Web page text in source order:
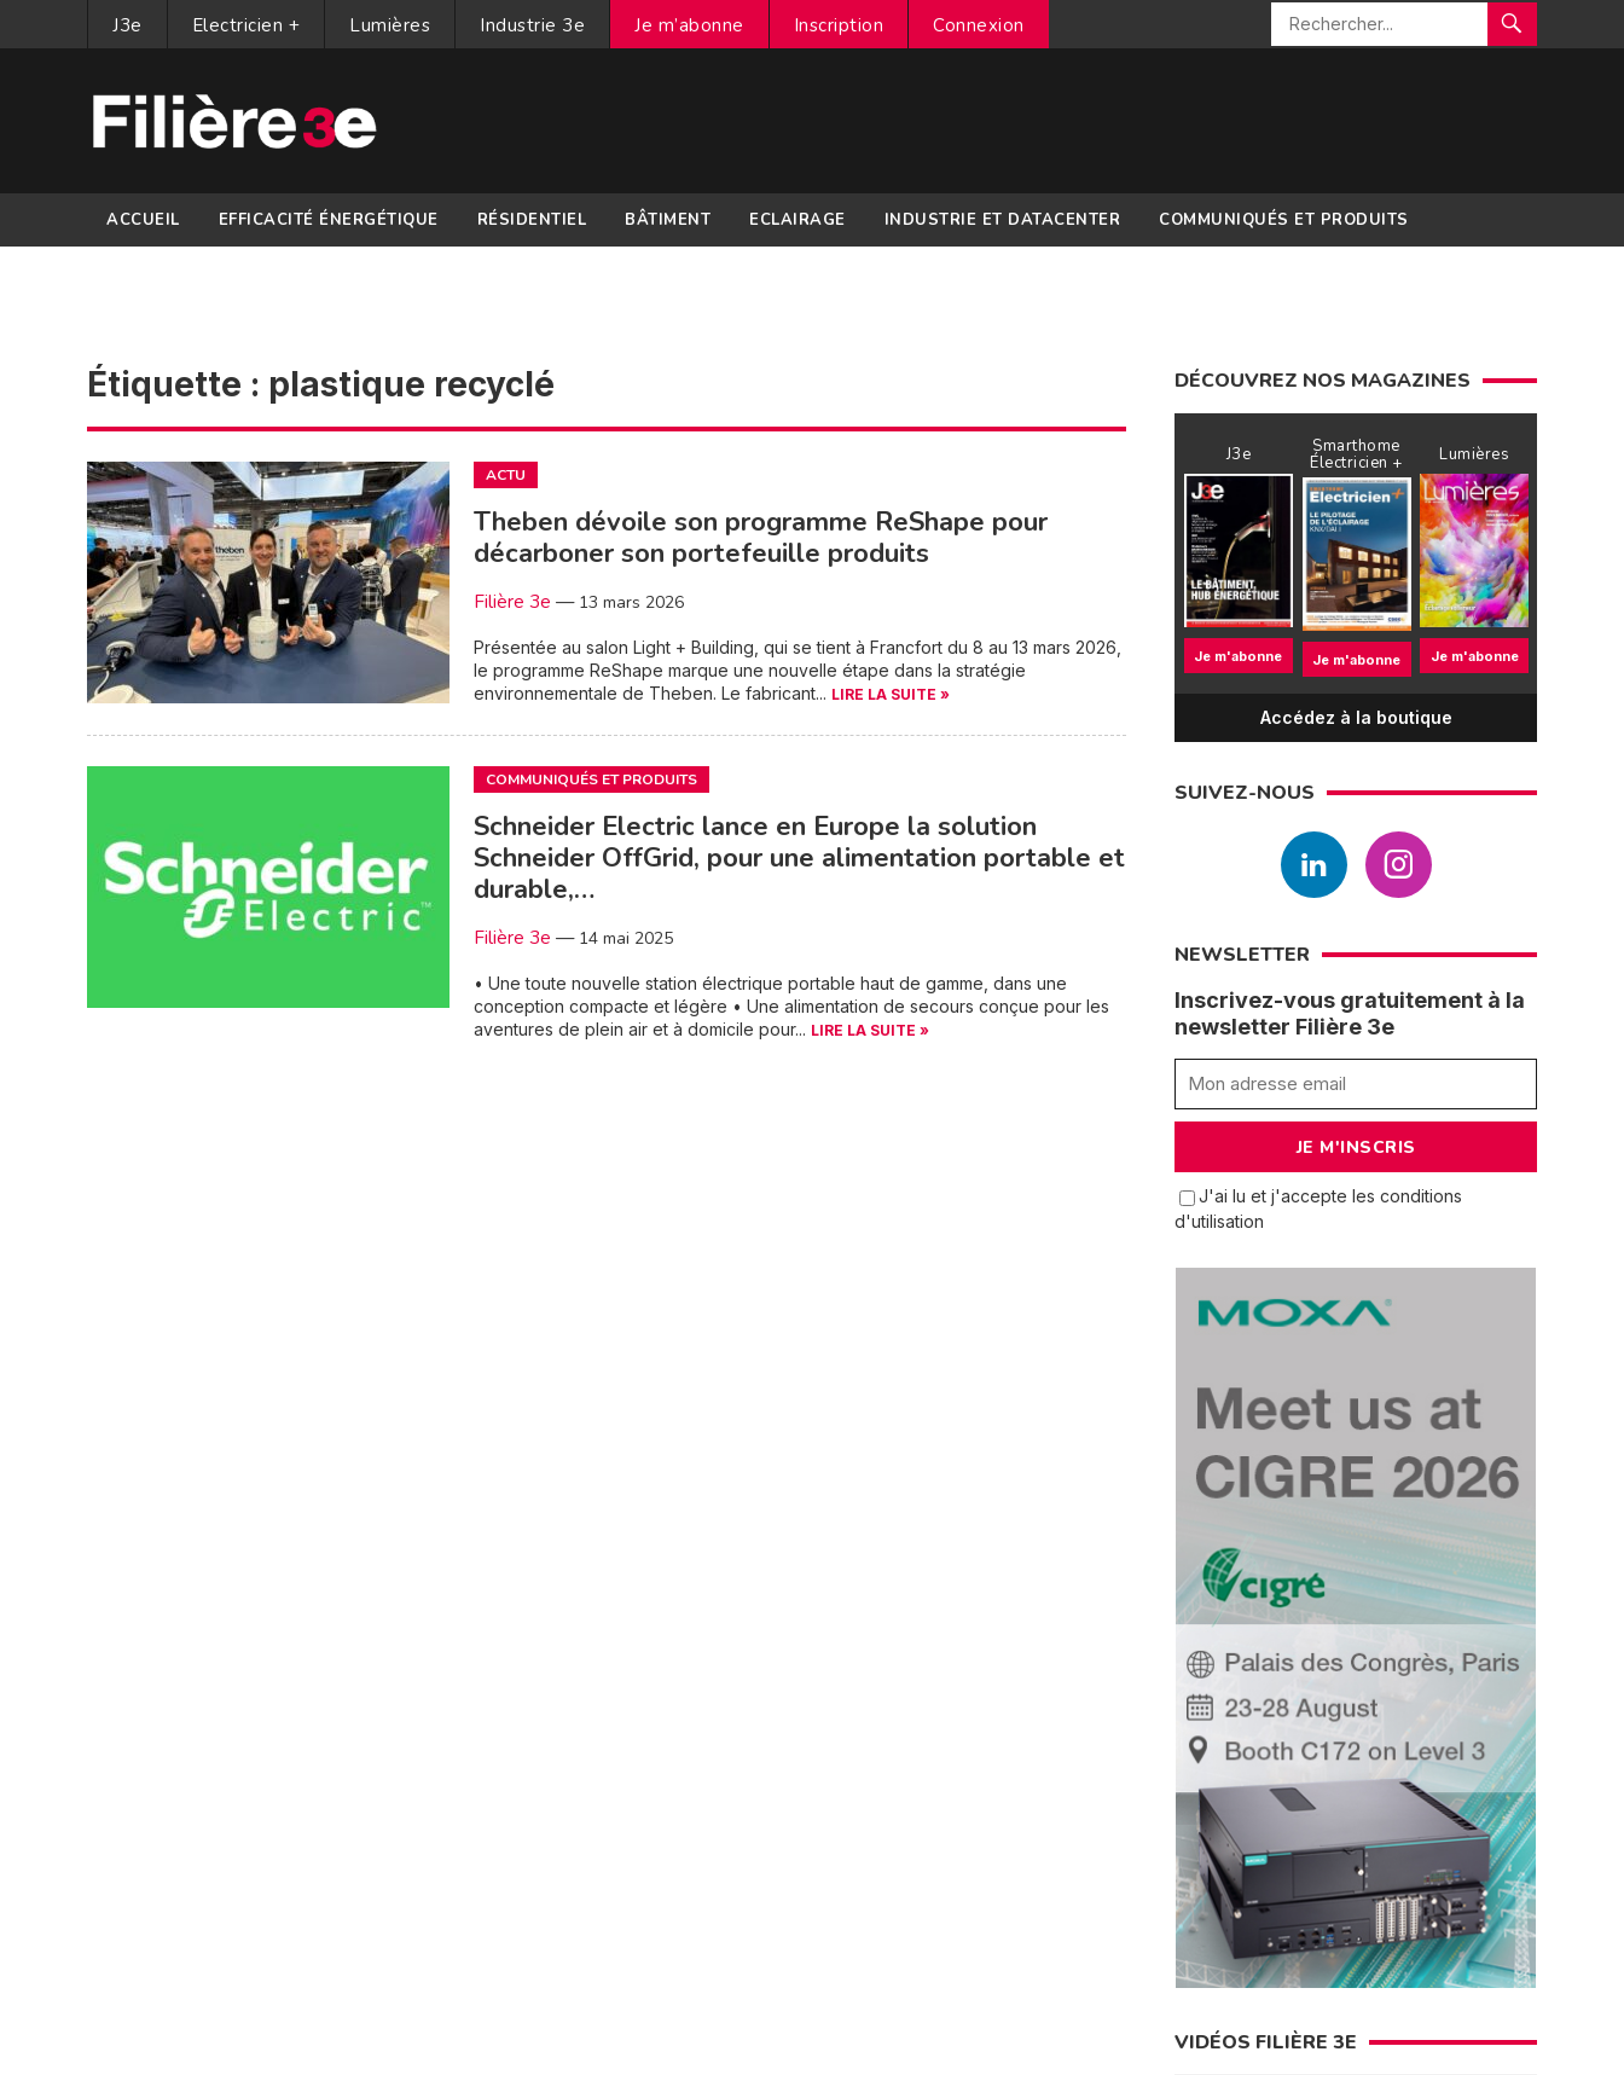
J3e Electricien + Lumières Industrie 3e Je m’abonne Inscription Connexion
ACCUEIL EFFICACITÉ ÉNERGÉTIQUE RÉSIDENTIEL BÂTIMENT ECLAIRAGE INDUSTRIE ET DATACENTER COMMUNIQUÉS ET PRODUITS
Étiquette : plastique recyclé
ACTU
Theben dévoile son programme ReShape pour
décarboner son portefeuille produits
Filière 3e — 13 mars 2026
Présentée au salon Light + Building, qui se tient à Francfort du 8 au 13 mars 2026,
le programme ReShape marque une nouvelle étape dans la stratégie
environnementale de Theben. Le fabricant... LIRE LA SUITE »
COMMUNIQUÉS ET PRODUITS
Schneider Electric lance en Europe la solution
Schneider OffGrid, pour une alimentation portable et
durable,…
Filière 3e — 14 mai 2025
• Une toute nouvelle station électrique portable haut de gamme, dans une
conception compacte et légère • Une alimentation de secours conçue pour les
aventures de plein air et à domicile pour... LIRE LA SUITE »
DÉCOUVREZ NOS MAGAZINES
J3e
Je m'abonne
Smarthome
Électricien +
Je m'abonne
Lumières
Je m'abonne
Accédez à la boutique
SUIVEZ-NOUS
NEWSLETTER
Inscrivez-vous gratuitement à la
newsletter Filière 3e
J'ai lu et j'accepte les conditions
d'utilisation
VIDÉOS FILIÈRE 3E